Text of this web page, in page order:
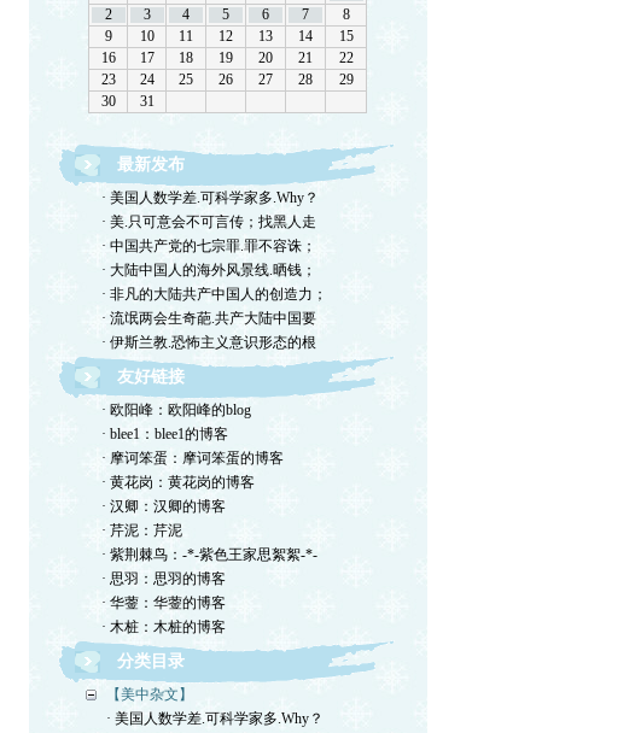
最新发布
· 美国人数学差.可科学家多.Why？
· 美.只可意会不可言传；找黑人走
· 中国共产党的七宗罪.罪不容诛；
· 大陆中国人的海外风景线.晒钱；
· 非凡的大陆共产中国人的创造力；
· 流氓两会生奇葩.共产大陆中国要
· 伊斯兰教.恐怖主义意识形态的根
友好链接
· 欧阳峰：欧阳峰的blog
· blee1：blee1的博客
· 摩诃笨蛋：摩诃笨蛋的博客
· 黄花岗：黄花岗的博客
· 汉卿：汉卿的博客
· 芹泥：芹泥
· 紫荆棘鸟：-*-紫色王家思絮絮-*-
· 思羽：思羽的博客
· 华蓥：华蓥的博客
· 木桩：木桩的博客
分类目录
【美中杂文】
· 美国人数学差.可科学家多.Why？